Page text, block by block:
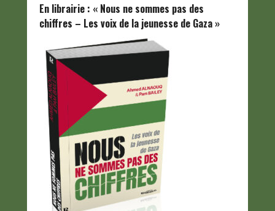
En librairie : « Nous ne sommes pas des
chiffres – Les voix de la jeunesse de Gaza »